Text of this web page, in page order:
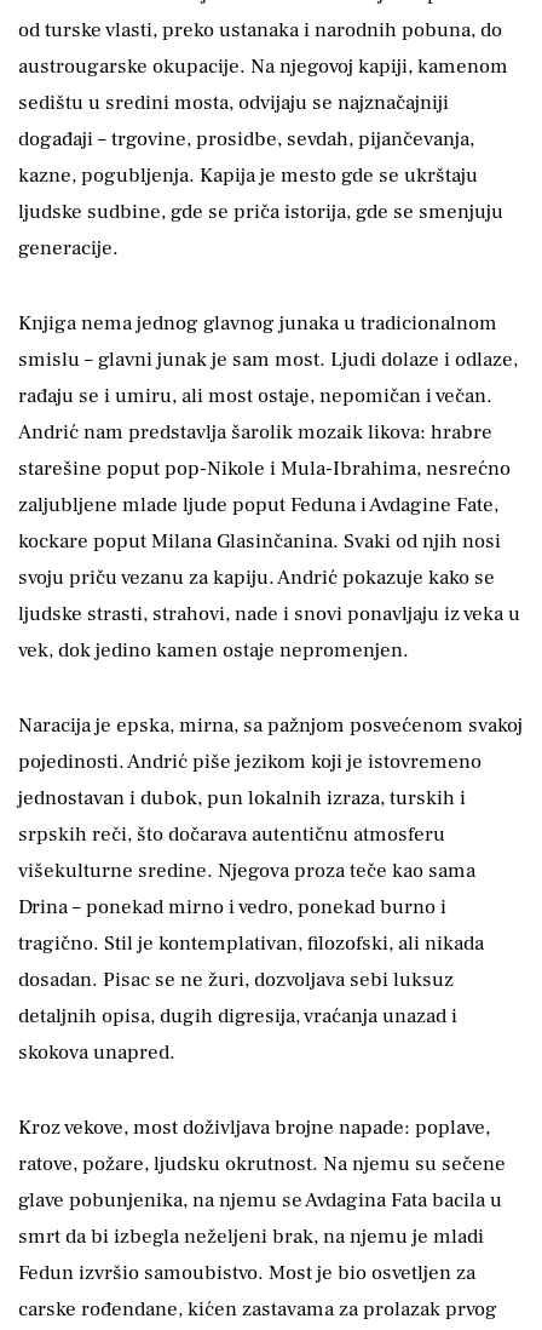
od turske vlasti, preko ustanaka i narodnih pobuna, do
austrougarske okupacije. Na njegovoj kapiji, kamenom
sedištu u sredini mosta, odvijaju se najznačajniji
događaji – trgovine, prosidbe, sevdah, pijančevanja,
kazne, pogubljenja. Kapija je mesto gde se ukrštaju
ljudske sudbine, gde se priča istorija, gde se smenjuju
generacije.
Knjiga nema jednog glavnog junaka u tradicionalnom
smislu – glavni junak je sam most. Ljudi dolaze i odlaze,
rađaju se i umiru, ali most ostaje, nepomičan i večan.
Andrić nam predstavlja šarolik mozaik likova: hrabre
starešine poput pop-Nikole i Mula-Ibrahima, nesrećno
zaljubljene mlade ljude poput Feduna i Avdagine Fate,
kockare poput Milana Glasinčanina. Svaki od njih nosi
svoju priču vezanu za kapiju. Andrić pokazuje kako se
ljudske strasti, strahovi, nade i snovi ponavljaju iz veka u
vek, dok jedino kamen ostaje nepromenjen.
Naracija je epska, mirna, sa pažnjom posvećenom svakoj
pojedinosti. Andrić piše jezikom koji je istovremeno
jednostavan i dubok, pun lokalnih izraza, turskih i
srpskih reči, što dočarava autentičnu atmosferu
višekulturne sredine. Njegova proza teče kao sama
Drina – ponekad mirno i vedro, ponekad burno i
tragično. Stil je kontemplativan, filozofski, ali nikada
dosadan. Pisac se ne žuri, dozvoljava sebi luksuz
detaljnih opisa, dugih digresija, vraćanja unazad i
skokova unapred.
Kroz vekove, most doživljava brojne napade: poplave,
ratove, požare, ljudsku okrutnost. Na njemu su sečene
glave pobunjenika, na njemu se Avdagina Fata bacila u
smrt da bi izbegla neželjeni brak, na njemu je mladi
Fedun izvršio samoubistvo. Most je bio osvetljen za
carske rođendane, kićen zastavama za prolazak prvog